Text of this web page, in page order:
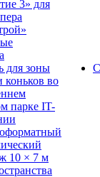
3» для
для зоны
коньков во
парке IT-
10 × 7 м